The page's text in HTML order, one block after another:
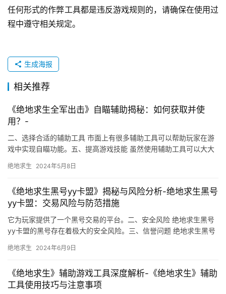
任何形式的作弊工具都是违反游戏规则的，请确保在使用过
程中遵守相关规定。
生成海报
相关推荐
《绝地求生全军出击》自瞄辅助揭秘：如何获取并使
用？-
二、选择合适的辅助工具 市面上有很多辅助工具可以帮助玩家在游
戏中实现自瞄功能。五、提高游戏技能 虽然使用辅助工具可以大大
绝地求生 2024年5月8日
《绝地求生黑号yy卡盟》揭秘与风险分析-绝地求生黑号
yy卡盟：交易风险与防范措施
它为玩家提供了一个黑号交易的平台。二、安全风险 绝地求生黑号
yy卡盟的黑号存在着极大的安全风险。三、信誉问题 绝地求生黑号
绝地求生 2024年6月9日
《绝地求生》辅助游戏工具深度解析-《绝地求生》辅助
工具使用技巧与注意事项